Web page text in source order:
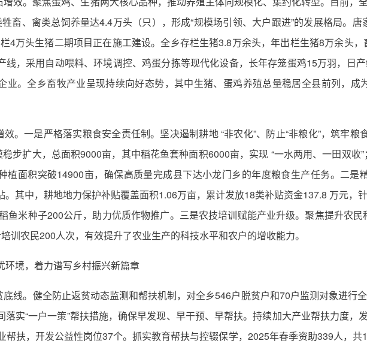
畜、禽类总饲养量达4.4万头（只），形成“规模场引领、大户跟进”的发展格局。
4万头生猪二期项目正在施工建设。全乡存栏生猪3.8万余头，年出栏生猪8万余头
线，采用自动喂料、环境调控、鸡蛋分拣等现代化设备，长年存笼蛋鸡15万羽，日
业。全乡畜牧产业呈现持续向好态势，其中生猪、蛋鸡养殖总量稳居全县前列，
。一是严格落实粮食安全责任制。坚决遏制耕地 “非农化”、防止“非粮化”，筑牢
步扩大，总面积9000亩，其中稻花鱼套种面积6000亩，实现 “一水两用、一田双
植面积突破14900亩，确保高质量完成县下达小龙门乡的年度粮食生产任务。二是
。其中，耕地地力保护补贴覆盖面积1.06万亩，累计发放18类补贴资金137.8 万元，
鱼米种子200公斤，助力优质作物推广。三是农技培训赋能产业升级。聚焦提升农
训农民200人次，有效提升了农业生产的科技水平和农户的增收能力。
环境，着力谱写乡村振兴新篇章
底线。健全防止返贫动态监测和帮扶机制，对全乡546户脱贫户和70户监测对象进行
落实“一户一策”帮扶措施，确保早发现、早干预、早帮扶。持续加大产业帮扶力度，
帮扶，开发公益性岗位37个。抓实教育帮扶与控辍保学，2025年春季资助339人，共